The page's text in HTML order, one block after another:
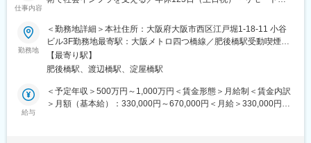
変更の範囲：会社の定める業務
◎第二創業期の「組織づくり」にコアメンバーとして関与できま
す。
◎営業経験を活かし、教育制度企画など営業＋αのキャリアを築け
ます。
ョンです。
◎親会社イシグロ（大手管材商社）の安定基盤も魅力です。
仕事内容
＼このような方にオススメです／
◎下請けではなく、企画・提案から導入まで主体的に携わりたい
方
◎SIerやメーカーでの経験を活かし、より裁量の大きい環境で働
きたい方
◎AI・ドローン・画像解析など最先端技術に関わりたい方
勤務地
＜勤務地詳細＞本社住所：大阪府大阪市西区江戸堀1-18-11 小谷
ビル3F勤務地最寄駅：大阪メトロ四つ橋線／肥後橋駅受動喫煙対
策：屋内全面禁煙変更の範囲：無
【最寄り駅】
肥後橋駅、渡辺橋駅、淀屋橋駅
給与
＜予定年収＞500万円～1,000万円＜賃金形態＞月給制＜賃金内訳
＞月額（基本給）：330,000円～670,000円＜月給＞330,000円～